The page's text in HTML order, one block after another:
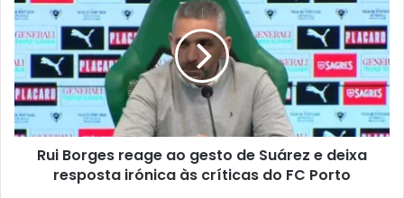
Rui Borges reage ao gesto de Suárez e deixa
resposta irónica às críticas do FC Porto